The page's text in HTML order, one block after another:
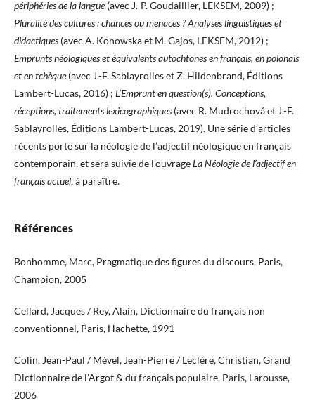
périphéries de la langue(avec J.-P. Goudaillier, LEKSEM, 2009) ;
Pluralité des cultures : chances ou menaces ? Analyses linguistiques et
didactiques (avec A. Konowska et M. Gajos, LEKSEM, 2012) ;
Emprunts néologiques et équivalents autochtones en français, en polonais
et en tchèque(avec J.-F. Sablayrolles et Z. Hildenbrand, Éditions
Lambert-Lucas, 2016) ; L’Emprunt en question(s). Conceptions,
réceptions, traitements lexicographiques (avec R. Mudrochová et J.-F.
Sablayrolles, Éditions Lambert-Lucas, 2019). Une série d’articles
récents porte sur la néologie de l’adjectif néologique en français
contemporain, et sera suivie de l’ouvrageLa Néologie de l’adjectif en
français actuel, à paraître.
Références
Bonhomme, Marc, Pragmatique des figures du discours, Paris,
Champion, 2005
Cellard, Jacques / Rey, Alain, Dictionnaire du français non
conventionnel, Paris, Hachette, 1991
Colin, Jean-Paul / Mével, Jean-Pierre / Leclère, Christian, Grand
Dictionnaire de l’Argot & du français populaire, Paris, Larousse,
2006